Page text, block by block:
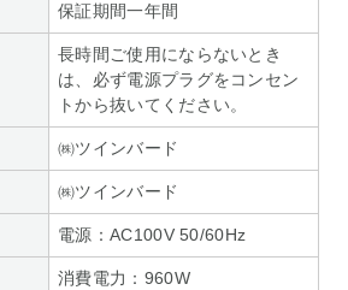
保証期間一年間
長時間ご使用にならないとき
は、必ず電源プラグをコンセン
トから抜いてください。
㈱ツインバード
㈱ツインバード
電源：AC100V 50/60Hz
消費電力：960W